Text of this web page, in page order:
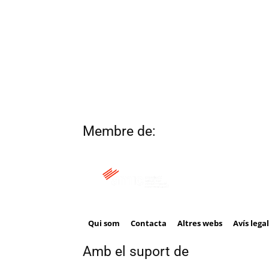
Membre de:
Qui som Contacta Altres webs Avís legal
Amb el suport de